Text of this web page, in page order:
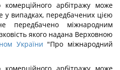
арбітражу може
у випадках, передбачених цією
передбачено міжнародним
якого надана Верховною
України "Про міжнародний